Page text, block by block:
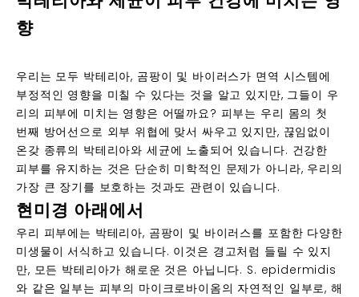
향
우리는 모두 박테리아, 곰팡이 및 바이러스가 면역 시스템에
부정적인 영향을 미칠 수 있다는 것을 알고 있지만, 그들이 우
리의 피부에 미치는 영향은 어떨까요? 피부는 우리 몸의 첫
번째 방어선 으로 외부 위협에 맞서 싸우고 있지만, 끊임없이
온갖 종류의 박테리아와 세균에 노출되어 있습니다. 건강한
피부를 유지하는 것은 단순히 미학적인 문제가 아니라, 우리의
가장 큰 장기를 보호하는 것과도 관련이 있습니다.
현미경 아래에서
우리 피부에는 박테리아, 곰팡이 및 바이러스를 포함한 다양한
미생물이 서식하고 있습니다. 이것은 경고처럼 들릴 수 있지
만, 모든 박테리아가 해로운 것은 아닙니다. S. epidermidis
와 같은 일부는 피부의 마이크로바이옴의 자연적인 일부로, 해